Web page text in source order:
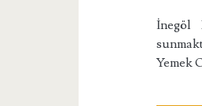
İnegöl
Yemek